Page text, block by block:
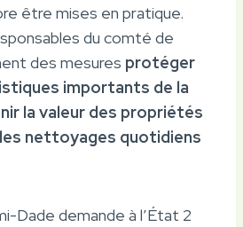
être mises en pratique.
du comté de
des mesures protéger
importants de la
la valeur des propriétés
nettoyages quotidiens
Dade demande à l’État 2